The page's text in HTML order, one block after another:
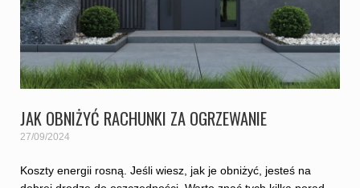
JAK OBNIŻYĆ RACHUNKI ZA OGRZEWANIE
27/09/2024
Koszty energii rosną. Jeśli wiesz, jak je obniżyć, jesteś na